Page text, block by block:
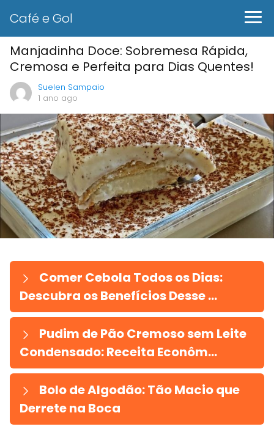
Café e Gol
Manjadinha Doce: Sobremesa Rápida,
Cremosa e Perfeita para Dias Quentes!
Suelen Sampaio
1 ano ago
Comer Cebola Todos os Dias:
Descubra os Benefícios Desse ...
Pudim de Pão Cremoso sem Leite
Condensado: Receita Econôm...
Bolo de Algodão: Tão Macio que
Derrete na Boca